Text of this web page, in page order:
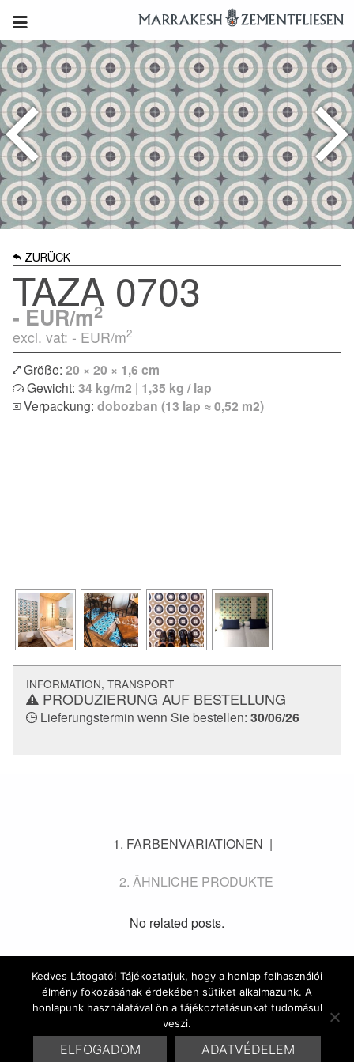
ZURÜCK
TAZA 0703
- EUR/m2
excl. vat: - EUR/m2
Größe: 20 × 20 × 1,6 cm
Gewicht: 34 kg/m2 | 1,35 kg / lap
Verpackung: dobozban (13 lap ≈ 0,52 m2)
INFORMATION, TRANSPORT
PRODUZIERUNG AUF BESTELLUNG
Lieferungstermin wenn Sie bestellen: 30/06/26
FARBENVARIATIONEN
ÄHNLICHE PRODUKTE
No related posts.
© 2016 Marrakesh Zementfliesen | Design & Site by
HYDROGENE
Kedves Látogató! Tájékoztatjuk, hogy a honlap felhasználói
élmény fokozásának érdekében sütiket alkalmazunk. A
honlapunk használatával ön a tájékoztatásunkat tudomásul
veszi.
ELFOGADOM ADATVÉDELEM